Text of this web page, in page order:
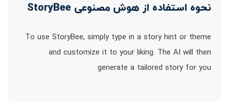
نحوه استفاده از هوش مصنوعی StoryBee
To use StoryBee, simply type in a story hint or theme
and customize it to your liking. The AI will then
generate a tailored story for you